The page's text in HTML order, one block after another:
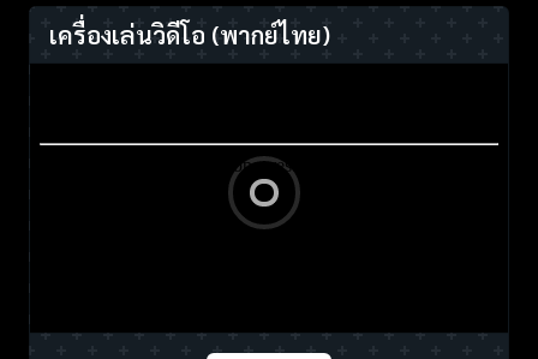
เครื่องเล่นวิดีโอ (พากย์ไทย)